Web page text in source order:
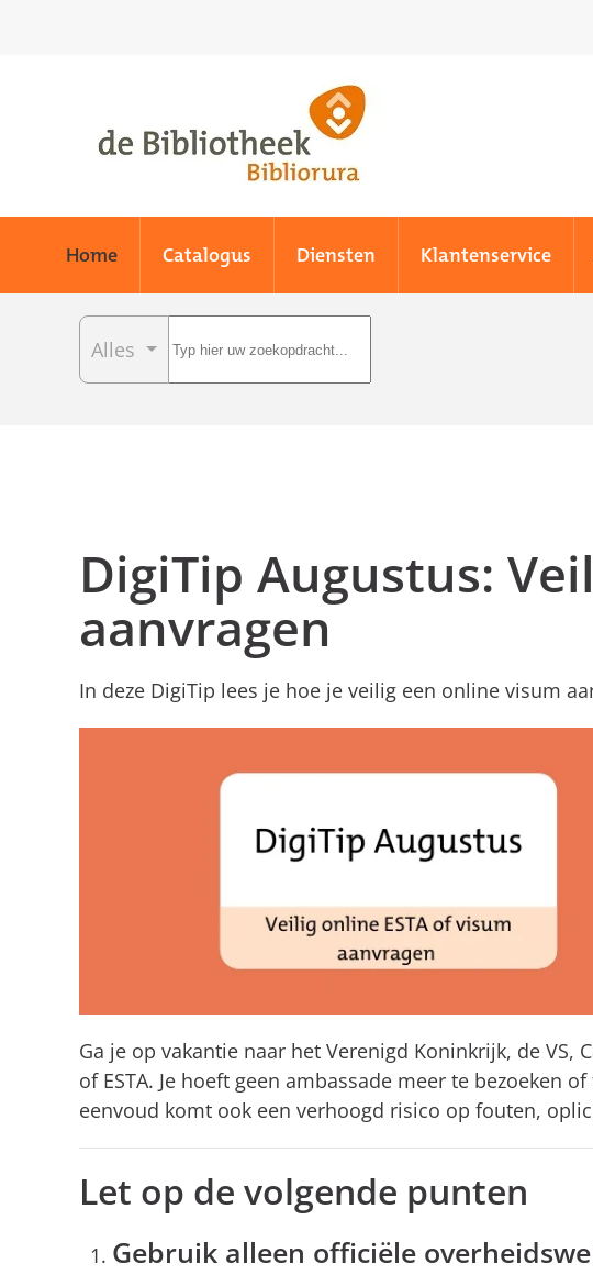
Home Catalogus Diensten Klantenservice
Alles
DigiTip Augustus:
aanvragen
In deze DigiTip lees je hoe je veilig een online visum
Ga je op vakantie naar het Verenigd Koninkrijk, de VS,
of ESTA. Je hoeft geen ambassade meer te
eenvoud komt ook een verhoogd risico op fouten,
Let op de volgende punten
Gebruik alleen officiële